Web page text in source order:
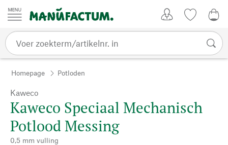
Passer au contenu
Homepage Potloden
Kaweco
Kaweco Speciaal Mechanisch
Potlood Messing
0,5 mm vulling